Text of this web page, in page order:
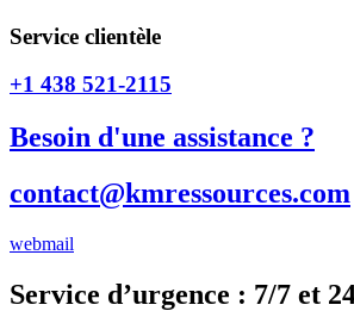
Service clientèle
+1 438 521-2115
Besoin d'une assistance ?
contact@kmressources.com
webmail
Service d’urgence : 7/7 et